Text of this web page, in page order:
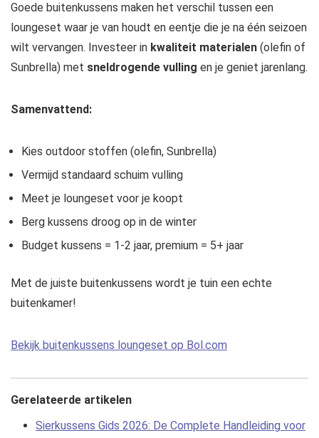
Goede buitenkussens maken het verschil tussen een
loungeset waar je van houdt en eentje die je na één seizoen
wilt vervangen. Investeer in kwaliteit materialen (olefin of
Sunbrella) met sneldrogende vulling en je geniet jarenlang.
Samenvattend:
Kies outdoor stoffen (olefin, Sunbrella)
Vermijd standaard schuim vulling
Meet je loungeset voor je koopt
Berg kussens droog op in de winter
Budget kussens = 1-2 jaar, premium = 5+ jaar
Met de juiste buitenkussens wordt je tuin een echte
buitenkamer!
Bekijk buitenkussens loungeset op Bol.com
Gerelateerde artikelen
Sierkussens Gids 2026: De Complete Handleiding voor